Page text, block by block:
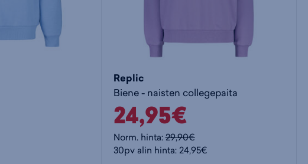
Replic
Biene - naisten collegepaita
24,95€
Norm. hinta:29,90€
30pv alin hinta: 24,95€